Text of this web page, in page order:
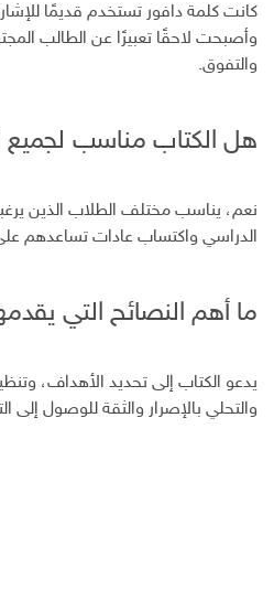
كانت كلمة دافور تستخدم قديمًا
وأصبحت لاحقًا تعبيرًا عن الطالب
والتفوق.
هل الكتاب مناسب لجميع
نعم، يناسب مختلف الطلاب الذين
الدراسي واكتساب عادات تساعدهم
ما أهم النصائح التي
يدعو الكتاب إلى تحديد الأهداف،
والتحلي بالإصرار والثقة للوصول إلى